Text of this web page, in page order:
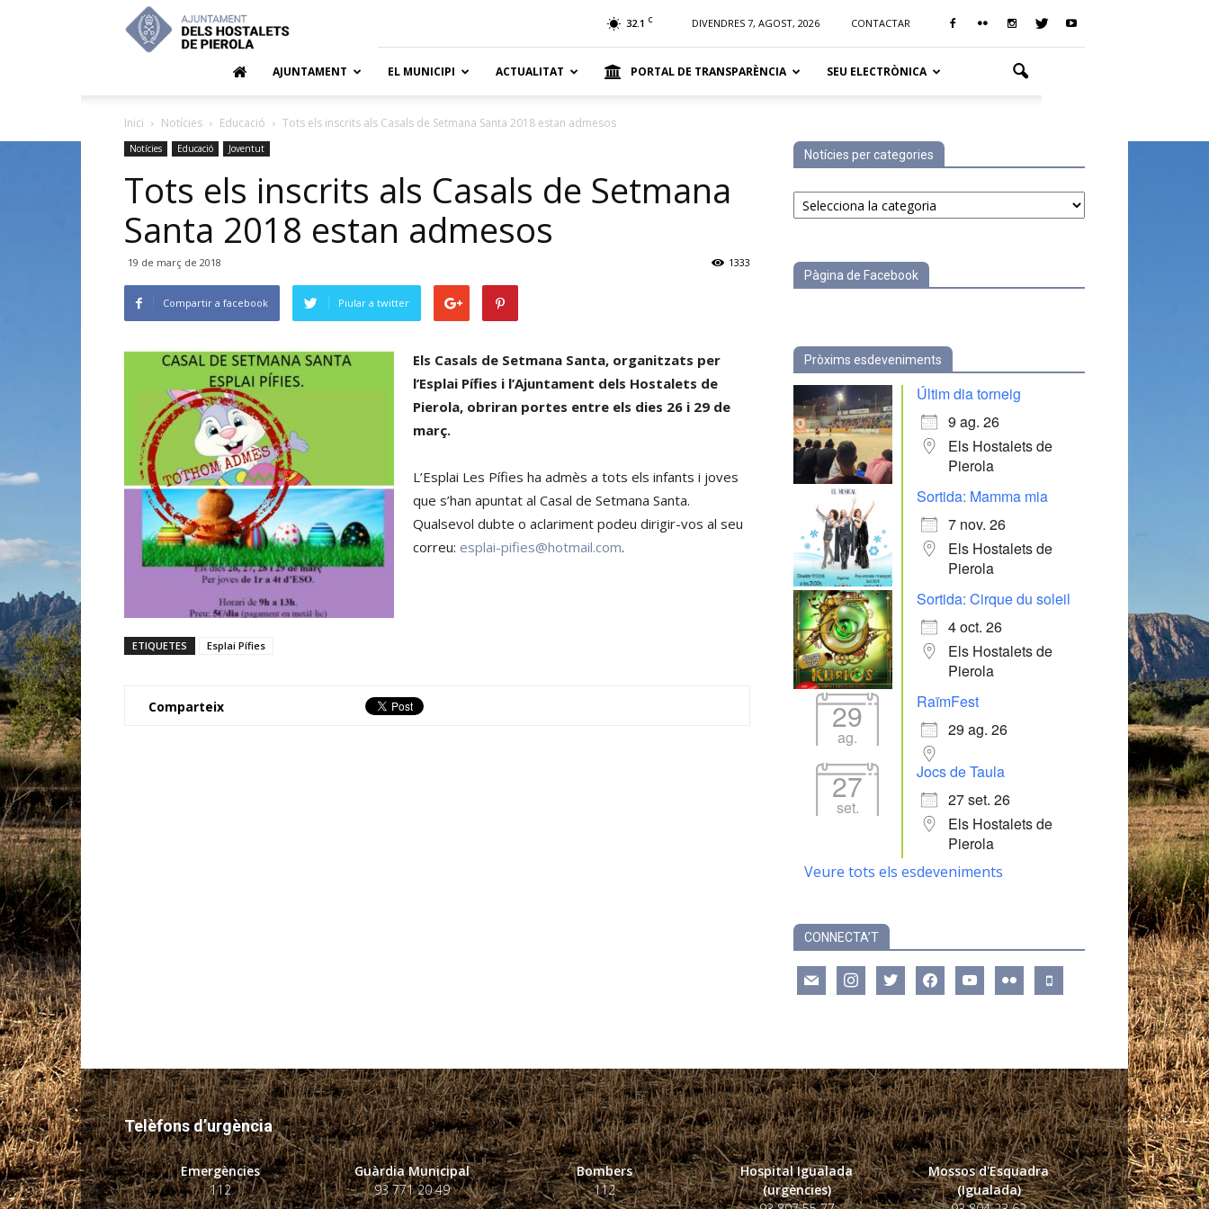
Hostalets
de
32.1 C DIVENDRES 7, AGOST, 2026 CONTACTAR
AJUNTAMENT EL MUNICIPI ACTUALITAT PORTAL DE TRANSPARÈNCIA SEU ELECTRÒNICA
Inici Notícies Educació Tots els inscrits als Casals de Setmana Santa 2018 estan admesos
Notícies Educació Joventut
Tots els inscrits als Casals de Setmana
Santa 2018 estan admesos
19 de març de 2018 1333
Compartir a facebook Piular a twitter
Els Casals de Setmana Santa, organitzats per
l’Esplai Pífies i l’Ajuntament dels Hostalets de
Pierola, obriran portes entre els dies 26 i 29 de
març.
L’Esplai Les Pífies ha admès a tots els infants i joves
que s’han apuntat al Casal de Setmana Santa.
Qualsevol dubte o aclariment podeu dirigir-vos al seu
correu: esplai-pifies@hotmail.com.
ETIQUETES Esplai Pífies
Comparteix
Notícies per categories
Notícies
per
Pàgina de Facebook
Pròxims esdeveniments
Últim dia torneig
9 ag. 26
Els Hostalets de
Pierola
Sortida: Mamma mia
7 nov. 26
Els Hostalets de
Pierola
Sortida: Cirque du soleil
4 oct. 26
Els Hostalets de
Pierola
29
ag.
RaïmFest
29 ag. 26
27
set.
Jocs de Taula
27 set. 26
Els Hostalets de
Pierola
Veure tots els esdeveniments
CONNECTA’T
mail instagramtwitter facebookyoutube flickr mobile
Telèfons d’urgència
Emergències
112
Guàrdia Municipal
93 771 20 49
Bombers
112
Hospital Igualada
(urgències)
Mossos d'Esquadra
(Igualada)